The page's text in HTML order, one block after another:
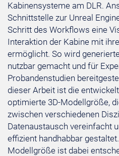
Kabinensysteme am DLR.
Schnittstelle zur Unreal
Schritt des Workflows eine
Interaktion der Kabine mit
ermöglicht. So wird
nutzbar gemacht und für
Probandenstudien
dieser Arbeit ist die
optimierte 3D-Modellgröße,
zwischen verschiedenen
Datenaustausch vereinfacht
effizient handhabbar
Modellgröße ist dabei